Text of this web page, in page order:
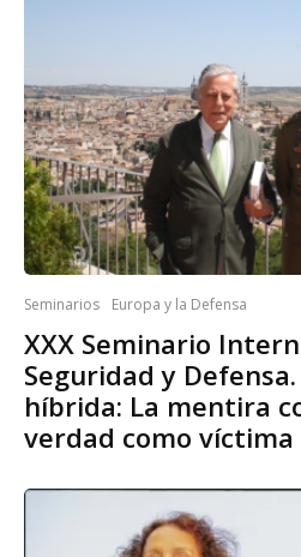
Seminarios Europa y la Defensa
XXX Seminario
Seguridad y
híbrida: La mentira
verdad como víctima